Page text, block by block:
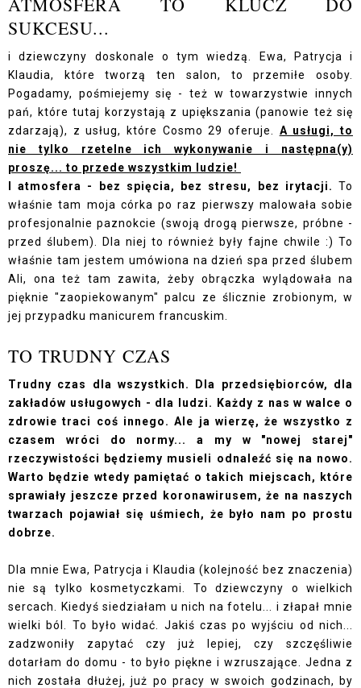
SUKCESU...
i dziewczyny doskonale o tym wiedzą. Ewa, Patrycja i
Klaudia, które tworzą ten salon, to przemiłe osoby.
Pogadamy, pośmiejemy się - też w towarzystwie innych
pań, które tutaj korzystają z upiększania (panowie też się
zdarzają), z usług, które Cosmo 29 oferuje. A usługi, to
nie tylko rzetelne ich wykonywanie i następna(y)
proszę... to przede wszystkim ludzie!
I atmosfera - bez spięcia, bez stresu, bez irytacji. To
właśnie tam moja córka po raz pierwszy malowała sobie
profesjonalnie paznokcie (swoją drogą pierwsze, próbne -
przed ślubem). Dla niej to również były fajne chwile :) To
właśnie tam jestem umówiona na dzień spa przed ślubem
Ali, ona też tam zawita, żeby obrączka wylądowała na
pięknie "zaopiekowanym" palcu ze ślicznie zrobionym, w
jej przypadku manicurem francuskim.
TO TRUDNY CZAS
Trudny czas dla wszystkich. Dla przedsiębiorców, dla
zakładów usługowych - dla ludzi. Każdy z nas w walce o
zdrowie traci coś innego. Ale ja wierzę, że wszystko z
czasem wróci do normy... a my w "nowej starej"
rzeczywistości będziemy musieli odnaleźć się na nowo.
Warto będzie wtedy pamiętać o takich miejscach, które
sprawiały jeszcze przed koronawirusem, że na naszych
twarzach pojawiał się uśmiech, że było nam po prostu
dobrze.
Dla mnie Ewa, Patrycja i Klaudia (kolejność bez znaczenia)
nie są tylko kosmetyczkami. To dziewczyny o wielkich
sercach. Kiedyś siedziałam u nich na fotelu... i złapał mnie
wielki ból. To było widać. Jakiś czas po wyjściu od nich...
zadzwoniły zapytać czy już lepiej, czy szczęśliwie
dotarłam do domu - to było piękne i wzruszające. Jedna z
nich została dłużej, już po pracy w swoich godzinach, by